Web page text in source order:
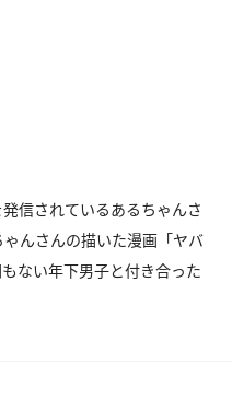
信されているあるちゃんさ
んさんの描いた漫画「ヤバ
ない年下男子と付き合った